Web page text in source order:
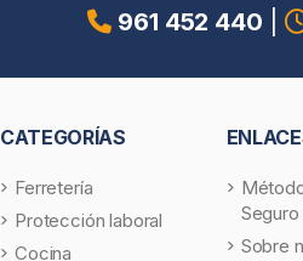
961 452 440
CATEGORÍAS
Ferretería
Protección laboral
Cocina
Seguro
Sobre